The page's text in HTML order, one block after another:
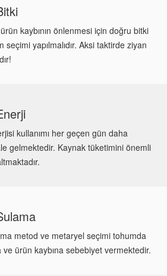
kaybının önlenmesi için doğru bitki
seçimi yapılmalıdır. Aksi taktirde ziyan
kullanımı her geçen gün daha
gelmektedir. Kaynak tüketimini önemli
metod ve metaryel seçimi tohumda
ürün kaybına sebebiyet vermektedir.